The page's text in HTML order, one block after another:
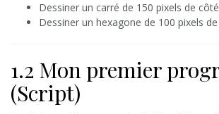
Dessiner un carré de 150 pixels de côté
Dessiner un hexagone de 100 pixels
1.2 Mon premier
(Script)